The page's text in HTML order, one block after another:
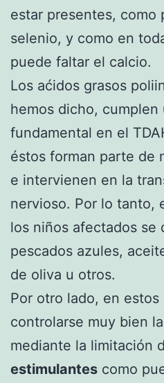
estar presentes, como
selenio, y como en
puede faltar el calcio.
Los aćidos grasos
hemos dicho, cumplen
fundamental en el
éstos forman parte de
e intervienen en la
nervioso. Por lo tanto,
los niños afectados se
pescados azules,
de oliva u otros.
Por otro lado, en estos
controlarse muy bien la
mediante la limitación
estimulantes como